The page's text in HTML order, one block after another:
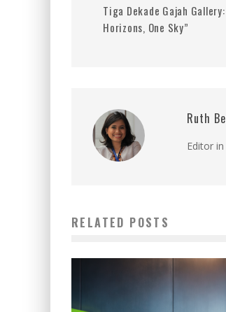
Tiga Dekade Gajah
Horizons, One Sky”
Ruth
Editor
RELATED POSTS